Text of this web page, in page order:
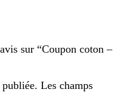
sur “Coupon coton –
publiée. Les champs